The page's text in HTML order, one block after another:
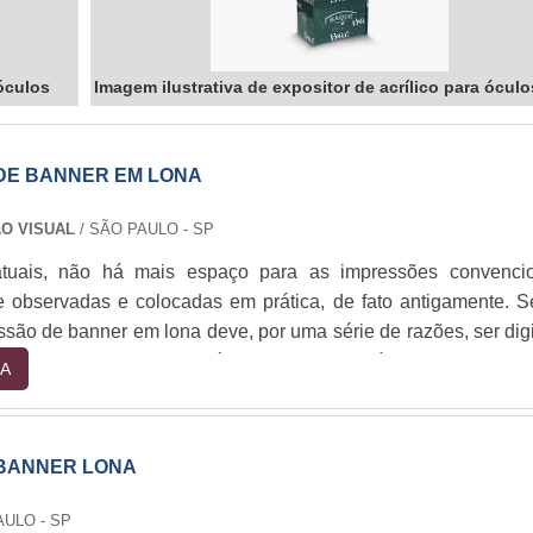
Imagem ilustrativa de expositor de acrílico para
BANNER EM LONA
VISUAL/ SÃO PAULO - SP
não há mais espaço para as impressões
observadas e colocadas em prática, de fato antigamente.
de banner em lona deve, por uma série de razões, ser
Somente desta forma é que, no campo prático, a
completa a níveis maiores ou mais diminutos de
a própria nomenclatura da impressão sugere,....
LONA
- SP